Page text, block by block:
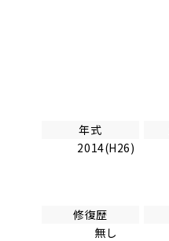
年式
2014(H26)
修復歴
無し